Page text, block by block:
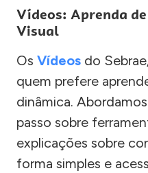
Vídeos: Aprenda
Visual
Os Vídeos do
quem prefere
dinâmica.
passo sobre
explicações sobre
forma simples e